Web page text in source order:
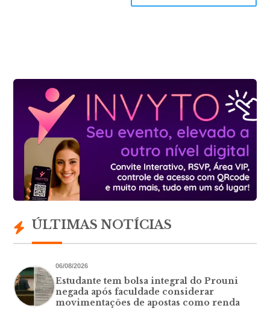
ÚLTIMAS NOTÍCIAS
06/08/2026
Estudante tem bolsa integral do Prouni
negada após faculdade considerar
movimentações de apostas como renda